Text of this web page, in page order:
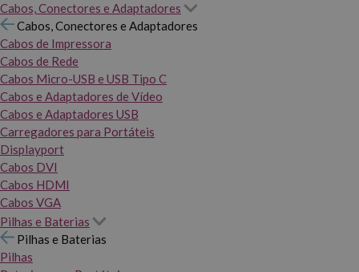
Cabos, Conectores e Adaptadores
Cabos, Conectores e Adaptadores
Cabos de Impressora
Cabos de Rede
Cabos Micro-USB e USB Tipo C
Cabos e Adaptadores de Vídeo
Cabos e Adaptadores USB
Carregadores para Portáteis
Displayport
Cabos DVI
Cabos HDMI
Cabos VGA
Pilhas e Baterias
Pilhas e Baterias
Pilhas